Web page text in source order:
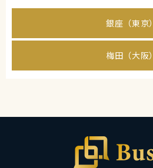
銀座（東京）
梅田（大阪）